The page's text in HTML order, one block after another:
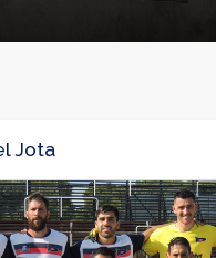
Jota